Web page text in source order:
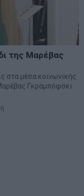
της Μαρέβας
στα μέσα κοινωνικής
Γκραμπόφσκι